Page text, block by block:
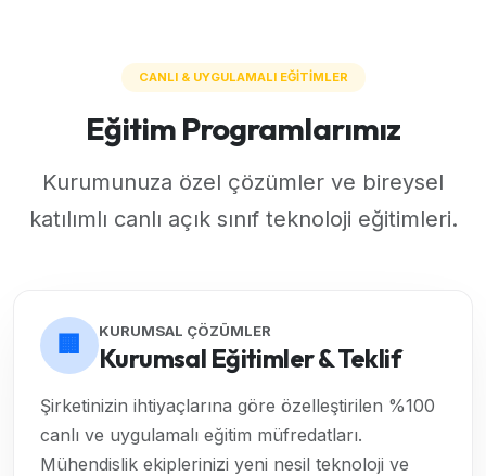
CANLI & UYGULAMALI EĞİTİMLER
Eğitim Programlarımız
Kurumunuza özel çözümler ve bireysel
katılımlı canlı açık sınıf teknoloji eğitimleri.
🏢 KURUMSAL ÇÖZÜMLER
Kurumsal Eğitimler & Teklif
Şirketinizin ihtiyaçlarına göre özelleştirilen %100
canlı ve uygulamalı eğitim müfredatları.
Mühendislik ekiplerinizi yeni nesil teknoloji ve